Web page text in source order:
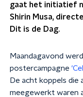
gaat het initiatief
Shirin Musa,
Dit is de Dag.
Maandagavond
postercampagne
De acht koppels die
meegewerkt waren